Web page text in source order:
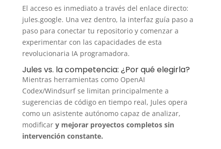
El acceso es inmediato a través del enlace directo:
jules.google. Una vez dentro, la interfaz guía paso a
paso para conectar tu repositorio y comenzar a
experimentar con las capacidades de esta
revolucionaria IA programadora.
Jules vs. la competencia: ¿Por qué elegirla?
Mientras herramientas como OpenAI
Codex/Windsurf se limitan principalmente a
sugerencias de código en tiempo real, Jules opera
como un asistente autónomo capaz de analizar,
modificar y mejorar proyectos completos sin
intervención constante.